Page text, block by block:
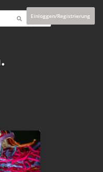
Einloggen/Registrierung